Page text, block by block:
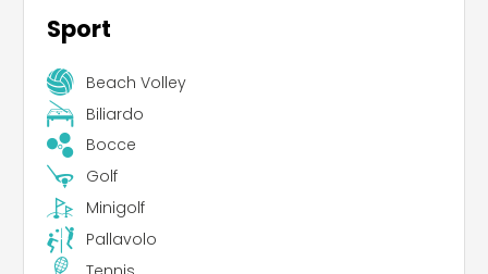
Sport
Beach Volley
Biliardo
Bocce
Golf
Minigolf
Pallavolo